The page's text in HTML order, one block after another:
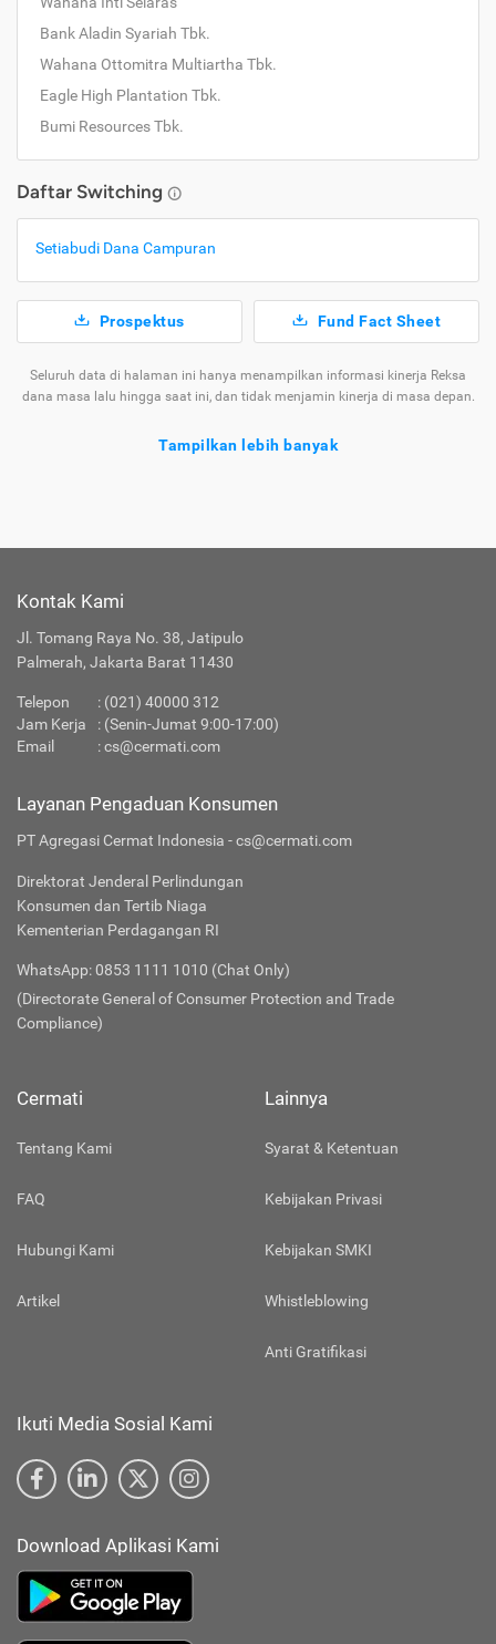
Bank Aladin Syariah Tbk.
Wahana Ottomitra Multiartha Tbk.
Eagle High Plantation Tbk.
Bumi Resources Tbk.
Daftar Switching
Setiabudi Dana Campuran
Prospektus Fund Fact Sheet
Seluruh data di halaman ini hanya menampilkan informasi kinerja Reksa
dana masa lalu hingga saat ini, dan tidak menjamin kinerja di masa depan.
Tampilkan lebih banyak
Apakah Layanan Reksa Dana di Cermati Aman?
Kontak Kami
Jl. Tomang Raya No. 38, Jatipulo
Palmerah, Jakarta Barat 11430
Telepon : (021) 40000 312
Jam Kerja
: (Senin-Jumat 9:00-17:00)
Email
:cs@cermati.com
Layanan Pengaduan Konsumen
PT Agregasi Cermat Indonesia - cs@cermati.com
Direktorat Jenderal Perlindungan
Konsumen dan Tertib Niaga
Kementerian Perdagangan RI
WhatsApp: 0853 1111 1010 (Chat Only)
(Directorate General of Consumer Protection and Trade
Compliance)
Cermati
Tentang Kami
FAQ
Hubungi Kami
Artikel
Lainnya
Syarat & Ketentuan
Kebijakan Privasi
Kebijakan SMKI
Whistleblowing
Anti Gratifikasi
Ikuti Media Sosial Kami
Download Aplikasi Kami